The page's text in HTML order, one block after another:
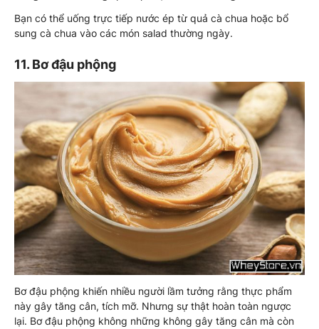
Bạn có thể uống trực tiếp nước ép từ quả cà chua hoặc bổ
sung cà chua vào các món salad thường ngày.
11. Bơ đậu phộng
Bơ đậu phộng khiến nhiều người lầm tưởng rằng thực phẩm
này gây tăng cân, tích mỡ. Nhưng sự thật hoàn toàn ngược
lại. Bơ đậu phộng không những không gây tăng cân mà còn